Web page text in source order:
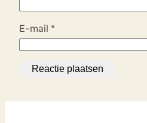
E-mail *